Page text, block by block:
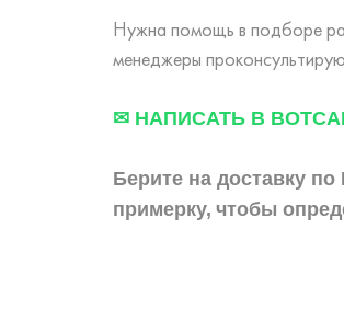
Нужна помощь в подборе
менеджеры
✉ НАПИСАТЬ В
Берите на доставку
примерку, чтобы